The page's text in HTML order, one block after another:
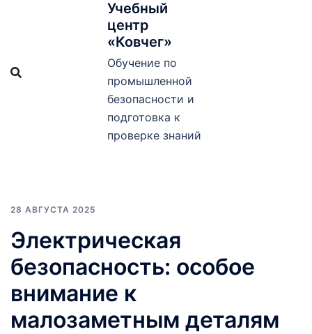
Учебный
центр
«Ковчег»
Обучение по
промышленной
безопасности и
подготовка к
проверке знаний
28 АВГУСТА 2025
Электрическая
безопасность: особое
внимание к
малозаметным деталям